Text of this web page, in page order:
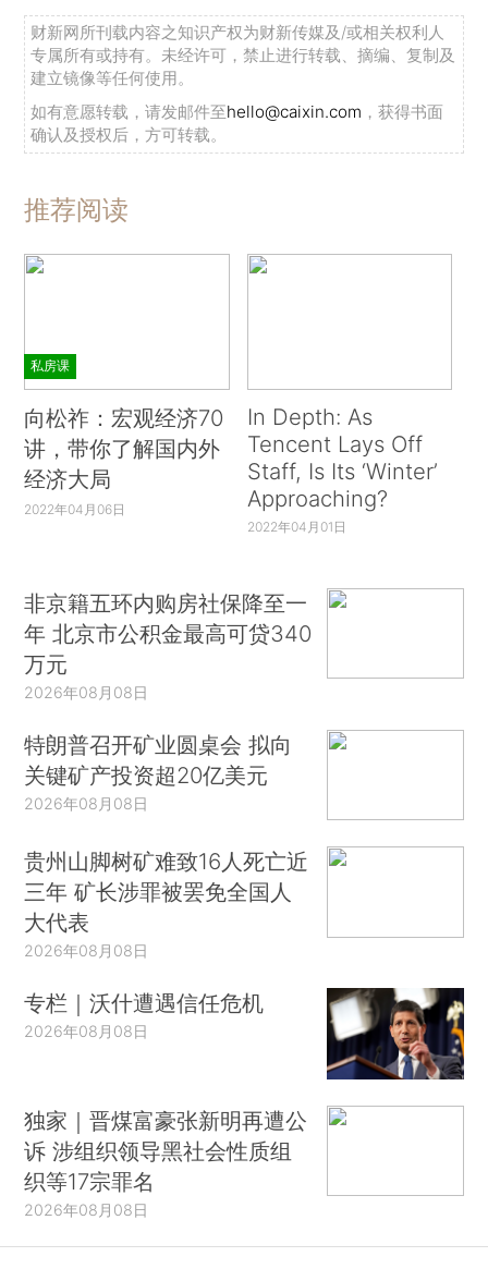
财新网所刊载内容之知识产权为财新传媒及/或相关权利人
专属所有或持有。未经许可，禁止进行转载、摘编、复制及
建立镜像等任何使用。
如有意愿转载，请发邮件至hello@caixin.com ，获得书面
确认及授权后，方可转载。
推荐阅读
私房课
向松祚：宏观经济70
讲，带你了解国内外
经济大局
2022年04月06日
In Depth: As
Tencent Lays Off
Staff, Is Its ‘Winter’
Approaching?
2022年04月01日
非京籍五环内购房社保降至一
年 北京市公积金最高可贷340
万元
2026年08月08日
特朗普召开矿业圆桌会 拟向
关键矿产投资超20亿美元
2026年08月08日
贵州山脚树矿难致16人死亡近
三年 矿长涉罪被罢免全国人
大代表
2026年08月08日
专栏｜沃什遭遇信任危机
2026年08月08日
独家｜晋煤富豪张新明再遭公
诉 涉组织领导黑社会性质组
织等17宗罪名
2026年08月08日